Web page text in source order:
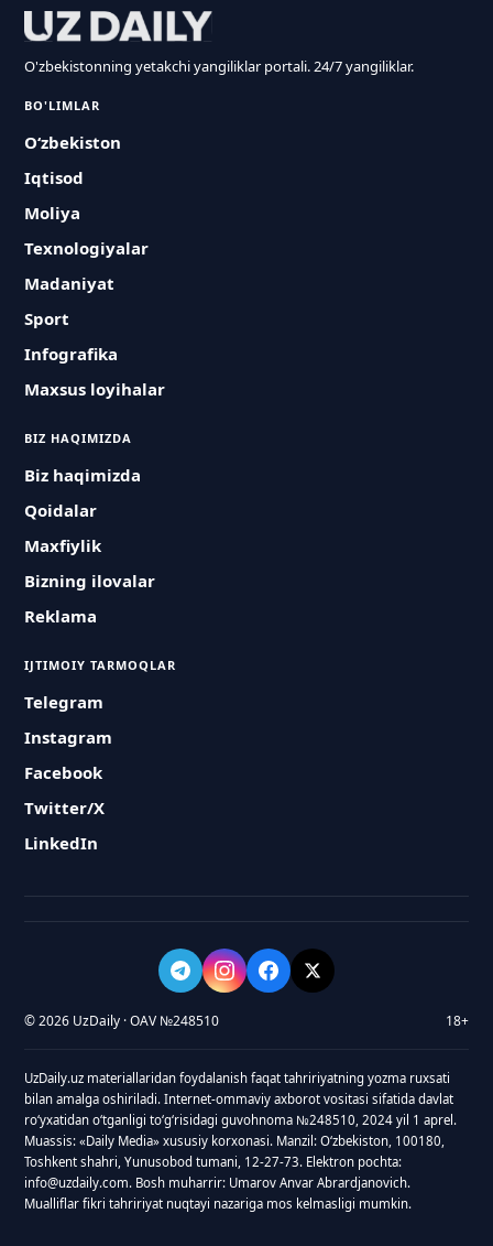
O'zbekistonning yetakchi yangiliklar portali. 24/7 yangiliklar.
BO'LIMLAR
O‘zbekiston
Iqtisod
Moliya
Texnologiyalar
Madaniyat
Sport
Infografika
Maxsus loyihalar
BIZ HAQIMIZDA
Biz haqimizda
Qoidalar
Maxfiylik
Bizning ilovalar
Reklama
IJTIMOIY TARMOQLAR
Telegram
Instagram
Facebook
Twitter/X
LinkedIn
© 2026 UzDaily · OAV №248510 18+
UzDaily.uz materiallaridan foydalanish faqat tahririyatning yozma ruxsati
bilan amalga oshiriladi. Internet-ommaviy axborot vositasi sifatida davlat
roʻyxatidan oʻtganligi toʻgʻrisidagi guvohnoma №248510, 2024 yil 1 aprel.
Muassis: «Daily Media» xususiy korxonasi. Manzil: Oʻzbekiston, 100180,
Toshkent shahri, Yunusobod tumani, 12-27-73. Elektron pochta:
info@uzdaily.com. Bosh muharrir: Umarov Anvar Abrardjanovich.
Mualliflar fikri tahririyat nuqtayi nazariga mos kelmasligi mumkin.